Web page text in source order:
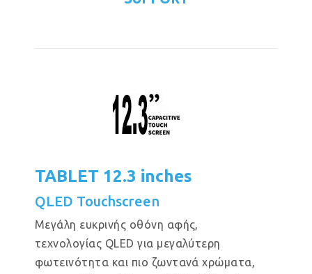
TABLET 12.3 inches
QLED Touchscreen
Μεγάλη ευκρινής οθόνη αφής,
τεχνολογίας QLED για μεγαλύτερη
φωτεινότητα και πιο ζωντανά χρώματα,